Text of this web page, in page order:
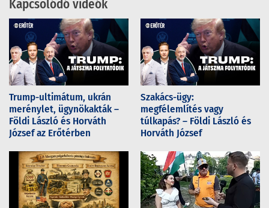
Kapcsolódó videók
Trump-ultimátum, ukrán
merénylet, ügynökakták –
Földi László és Horváth
József az Erőtérben
Szakács-ügy:
megfélemlítés vagy
túlkapás? – Földi László és
Horváth József